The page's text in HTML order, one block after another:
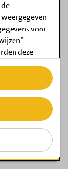
voor
deze
op elk
openen om
in te
binnen
horende
meer